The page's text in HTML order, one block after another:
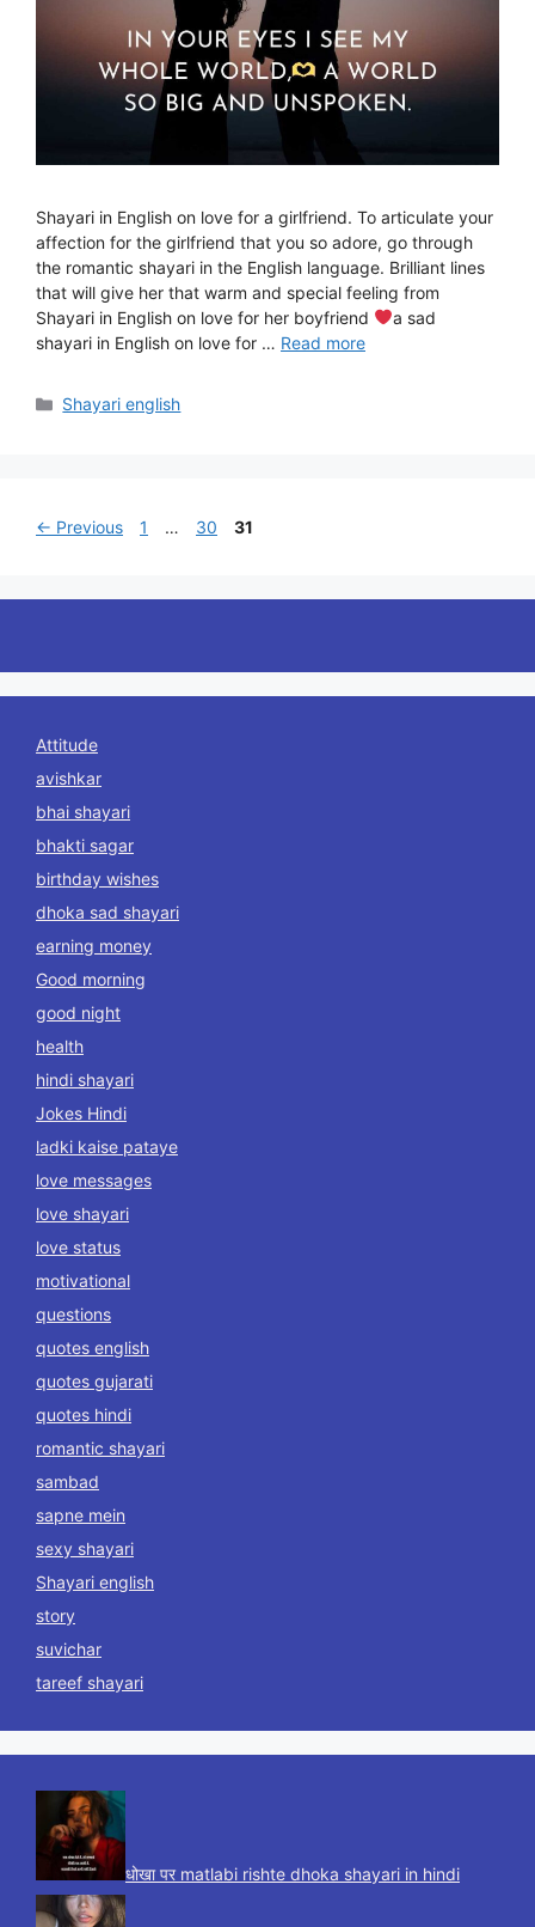
Shayari in English on love for a girlfriend. To articulate your
affection for the girlfriend that you so adore, go through
the romantic shayari in the English language. Brilliant lines
that will give her that warm and special feeling from
Shayari in English on love for her boyfriend
a sad
shayari in English on love for … Read more
Categories
Shayari english
← Previous Page
1 … Page
30 Page
31
Attitude
avishkar
bhai shayari
bhakti sagar
birthday wishes
dhoka sad shayari
earning money
Good morning
good night
health
hindi shayari
Jokes Hindi
ladki kaise pataye
love messages
love shayari
love status
motivational
questions
quotes english
quotes gujarati
quotes hindi
romantic shayari
sambad
sapne mein
sexy shayari
Shayari english
story
suvichar
tareef shayari
धोखा पर matlabi rishte dhoka shayari in hindi